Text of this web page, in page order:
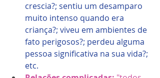
crescia?; sentiu um desamparo
muito intenso quando era
criança?; viveu em ambientes de
fato perigosos?; perdeu alguma
pessoa significativa na sua vida?;
etc.